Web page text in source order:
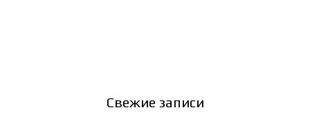
Свежие записи